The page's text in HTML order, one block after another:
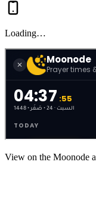
Loading…
View on the Moonode